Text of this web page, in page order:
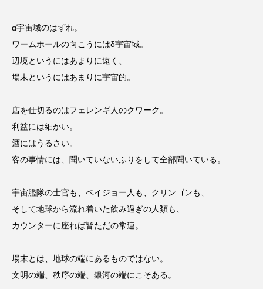
α宇宙域のはずれ。
ワームホールの向こうにはδ宇宙域。
辺境というにはあまりに遠く、
場末というにはあまりに宇宙的。
店を仕切るのはフェレンギ人のクワーク。
利益には細かい。
酒にはうるさい。
客の事情には、聞いていないふりをして全部聞いている。
宇宙艦隊の士官も、ベイジョー人も、クリンゴンも、
そして地球から流れ着いた飲み過ぎの人類も、
カウンターに座れば皆ただの常連。
場末とは、地球の端にあるものではない。
文明の端、秩序の端、銀河の端にこそある。